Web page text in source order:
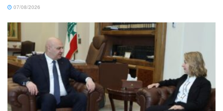
07/08/2026